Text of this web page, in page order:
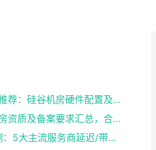
美国物理机高性价比推荐：硅谷机房硬件配置及带宽方案怎么选？
海外物理机选购：机房资质及备案要求汇总，合规与性能如何兼得？
2026香港服务器评测：5大主流服务商延迟/带宽/稳定性实测